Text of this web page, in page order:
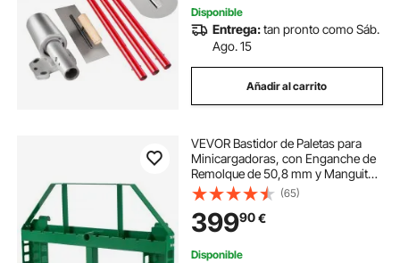
Disponible
Entrega:tan pronto como Sáb.
Ago. 15
Añadir al carrito
VEVOR Bastidor de Paletas para
Minicargadoras, con Enganche de
Remolque de 50,8 mm y Manguitos
de Lanza, Carga de 1814 kg para
Cargadora John Deere, Montaje de
Conexión Rápida, Solo Bastidor
(65)
39990€
Disponible